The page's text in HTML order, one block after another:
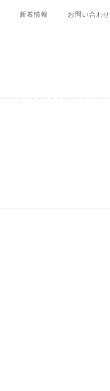
新着情報 お問い合わせ